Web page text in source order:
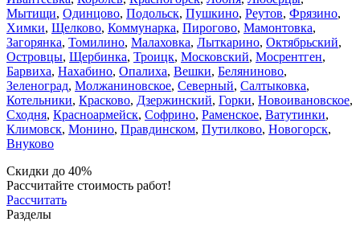
Мытищи, Одинцово, Подольск, Пушкино, Реутов, Фрязино,
Химки, Щелково, Коммунарка, Пирогово, Мамонтовка,
Загорянка, Томилино, Малаховка, Лыткарино, Октябрьский,
Островцы, Щербинка, Троицк, Московский, Мосрентген,
Барвиха, Нахабино, Опалиха, Вешки, Беляниново,
Зеленоград, Молжаниновское, Северный, Салтыковка,
Котельники, Красково, Дзержинский, Горки, Новоивановское,
Сходня, Красноармейск, Софрино, Раменское, Ватутинки,
Климовск, Монино, Правдинском, Путилково, Новогорск,
Внуково
Скидки до 40%
Рассчитайте стоимость работ!
Рассчитать
Разделы